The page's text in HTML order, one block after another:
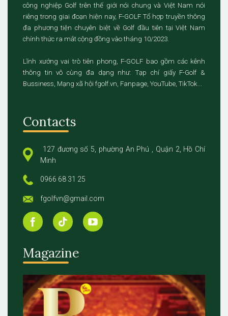
công nghiệp Golf trên thế giới nói chung và Việt Nam nói
riêng trong giai đoạn hiện nay, F-GOLF Tổ hợp truyền thông
đa phương tiện chuyên biệt về Golf đầu tiên tại Việt Nam
chính thức ra mắt cộng đồng vào tháng 10/2023.
Lĩnh xướng vai trò tiên phong, F-GOLF bao gồm các kênh
thông tin vô cùng đa dạng như: Tạp chí giấy F-Golf &
Bussiness, Mạng xã hội fgolf.vn, Fanpage, YouTube, TikTok...
Contacts
127 đương số 5, phường An Phú , Quận 2, Hồ Chí
Minh
0966 68 31 25
fgolfvn@gmail.com
Magazine